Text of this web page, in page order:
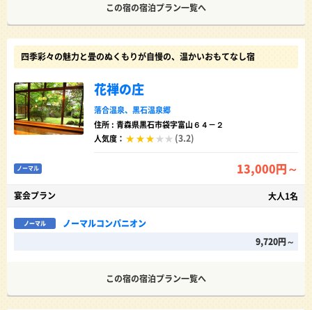
この宿の宿泊プラン一覧へ
四季彩々の魅力と畳のぬくもりが自慢の、温かいおもてなし宿
花禅の庄
落合温泉、 黒石温泉郷
住所 : 青森県黒石市袋字富山６４－２
人気度：
(3.2)
ノーマル 13,000円～
宴会プラン 大人1名
ノーマル
ノーマルコンパニオン
9,720円～
この宿の宿泊プラン一覧へ